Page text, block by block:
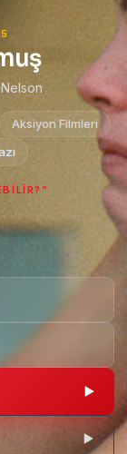
Aksiyon Filmleri